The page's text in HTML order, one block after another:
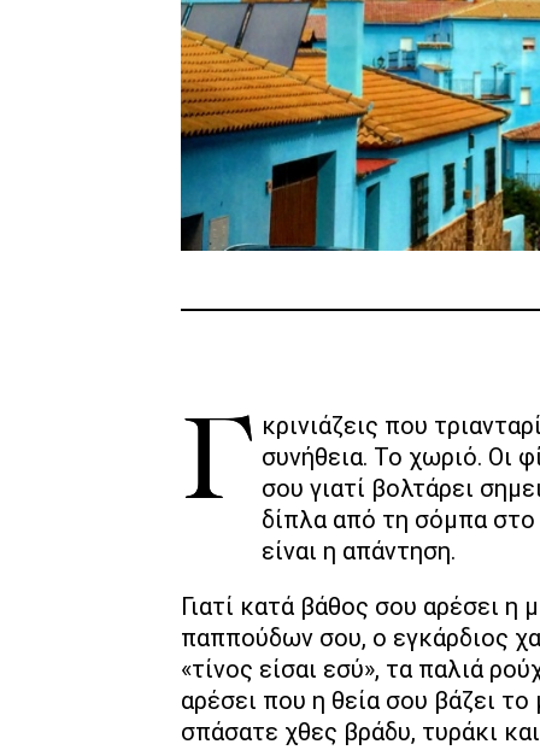
Γκρινιάζεις που τριανταρίζεις και ακόμα έχεις την ίδια πασχαλινή συνήθεια. Το χωριό. Οι
σου γιατί βολτάρει
δίπλα από τη σόμπα στο
είναι η απάντηση.
Γιατί κατά βάθος σου αρέσει
παππούδων σου, ο εγκάρδιος
«τίνος είσαι εσύ», τα παλιά
αρέσει που η θεία σου βάζει
σπάσατε χθες βράδυ, τυράκι